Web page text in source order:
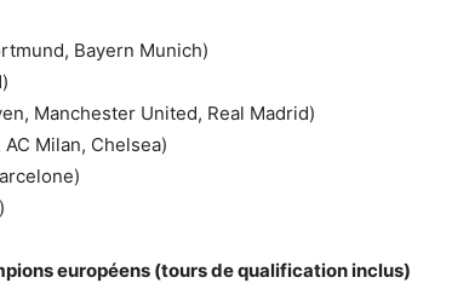
Bayern Munich)
Manchester United, Real Madrid)
Milan, Chelsea)
européens (tours de qualification inclus)